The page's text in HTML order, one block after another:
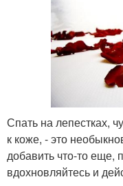
Спать на лепестках,
к коже, - это
добавить что-то еще,
вдохновляйтесь и